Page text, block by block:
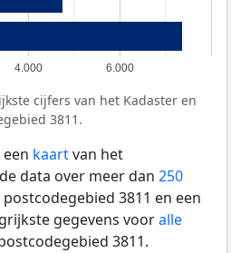
4.000 6.000
cijfers van het Kadaster en
3811.
kaartvan het
data over meer dan 250
3811 en een
gegevens vooralle
3811.